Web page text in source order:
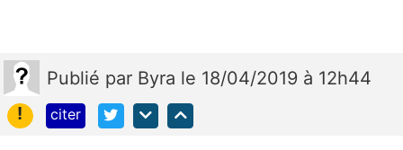
Publié par Byra le 18/04/2019 à 12h44
!
citer